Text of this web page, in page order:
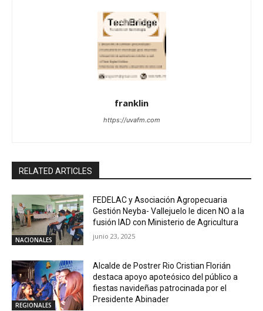
franklin
https://uvafm.com
RELATED ARTICLES
NACIONALES
FEDELAC y Asociación Agropecuaria
Gestión Neyba- Vallejuelo le dicen NO a la
fusión IAD con Ministerio de Agricultura
junio 23, 2025
REGIONALES
Alcalde de Postrer Rio Cristian Florián
destaca apoyo apoteósico del público a
fiestas navideñas patrocinada por el
Presidente Abinader